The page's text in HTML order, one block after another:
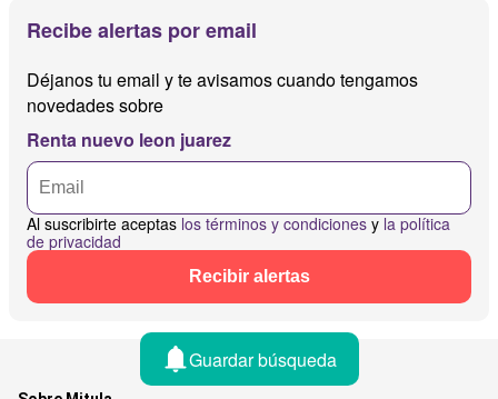
Recibe alertas por email
Déjanos tu email y te avisamos cuando tengamos
novedades sobre
Renta nuevo leon juarez
Al suscribirte aceptas los términos y condiciones y la política
de privacidad
Recibir alertas
Guardar búsqueda